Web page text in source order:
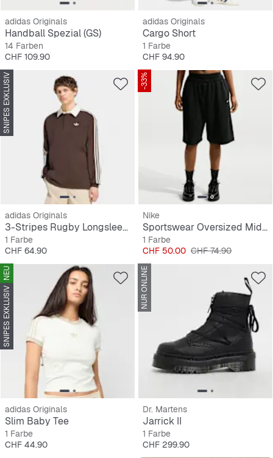
adidas Originals
Handball Spezial (GS)
14 Farben
Preis
CHF 109.90
adidas Originals
Cargo Short
1 Farbe
Preis
CHF 94.90
SNIPES EXKLUSIV
adidas Originals
3-Stripes Rugby Longsleeve Polo
1 Farbe
Preis
CHF 64.90
-33%
Nike
Sportswear Oversized Mid-Rise French Terry Bermuda Shorts
1 Farbe
Preis
CHF 50.00 Originalpreis
CHF 74.90
NEU
SNIPES EXKLUSIV
adidas Originals
Slim Baby Tee
1 Farbe
Preis
CHF 44.90
NUR ONLINE
Dr. Martens
Jarrick II
1 Farbe
Preis
CHF 299.90